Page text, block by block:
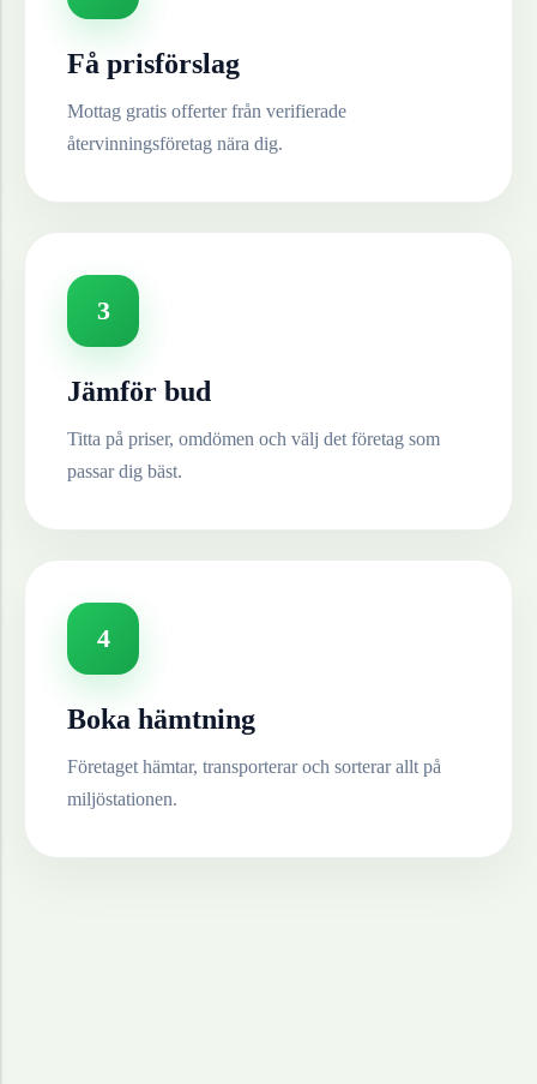
Få prisförslag
Mottag gratis offerter från verifierade
återvinningsföretag nära dig.
3
Jämför bud
Titta på priser, omdömen och välj det företag som
passar dig bäst.
4
Boka hämtning
Företaget hämtar, transporterar och sorterar allt på
miljöstationen.